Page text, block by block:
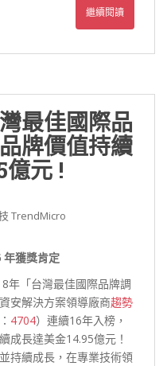
繼續閱讀
最佳國際品
牌價值持續
億元 !
TrendMicro
年獲獎肯定
年「台灣最佳國際品牌調
安解決方案領導廠商趨勢
4704）連續16年入榜，
成長達美金14.95億元！
持續成長，在專業技術領